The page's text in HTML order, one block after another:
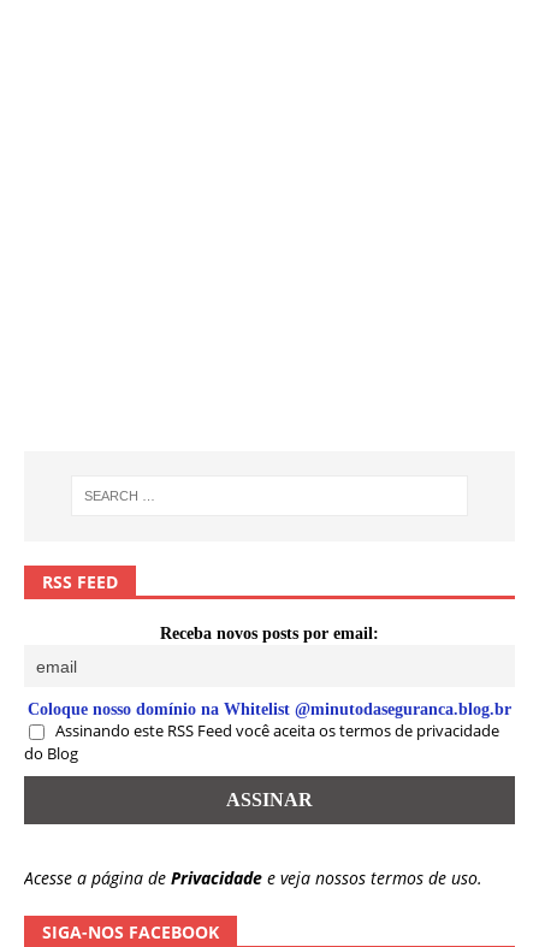
RSS FEED
Receba novos posts por email:
Coloque nosso domínio na Whitelist @minutodaseguranca.blog.br
Assinando este RSS Feed você aceita os termos de privacidade
do Blog
Acesse a página de Privacidade e veja nossos termos de uso.
SIGA-NOS FACEBOOK